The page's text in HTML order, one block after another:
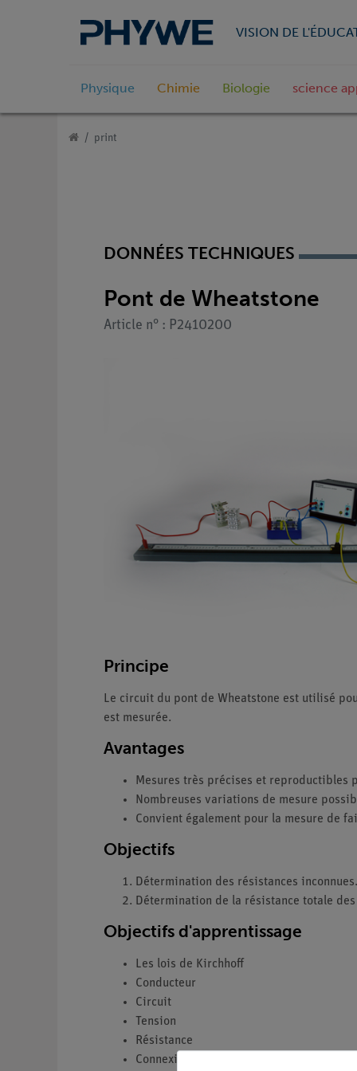
VISION DE
Physique Chimie Biologie science
print
DONNÉES TECHNIQUES
Pont de Wheatstone
Article n° : P2410200
Principe
Le circuit du pont de Wheatstone est utilisé
est mesurée.
Avantages
Mesures très précises et reproductibles
Nombreuses variations de mesure
Convient également pour la mesure de
Objectifs
Détermination des résistances inconnues.
Détermination de la résistance totale
Objectifs d'apprentissage
Les lois de Kirchhoff
Conducteur
Circuit
Tension
Résistance
Connexion en parallèle